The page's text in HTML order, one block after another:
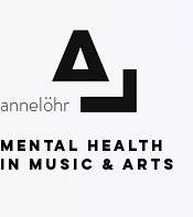
annelöhr
mental health
in music & arts